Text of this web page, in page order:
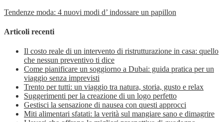
Tendenze moda: 4 nuovi modi d’ indossare un papillon
Articoli recenti
Il costo reale di un intervento di ristrutturazione in casa: quello
che nessun preventivo ti dice
Come pianificare un soggiorno a Dubai: guida pratica per un
viaggio senza imprevisti
Trento per tutti: un viaggio tra natura, storia, gusto e relax
Suggerimenti per la creazione di un logo perfetto
Gestisci la sensazione di nausea con questi approcci
Miti alimentari sfatati: la verità sul mangiare sano e dimagrire